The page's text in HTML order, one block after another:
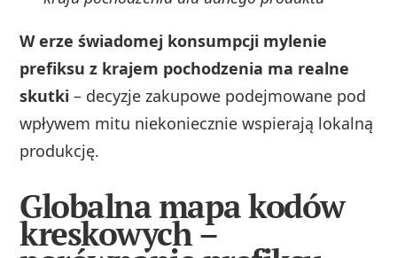
W erze świadomej konsumpcji mylenie
prefiksu z krajem pochodzenia ma realne
skutki – decyzje zakupowe podejmowane pod
wpływem mitu niekoniecznie wspierają lokalną
produkcję.
Globalna mapa kodów
kreskowych –